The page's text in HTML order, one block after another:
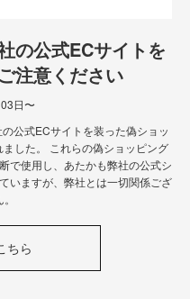
の公式ECサイトを
注意ください
日〜
公式ECサイトを装った偽ショッ
した。 これらの偽ショッピング
で使用し、あたかも弊社の公式シ
いますが、弊社とは一切関係ござ
ちら